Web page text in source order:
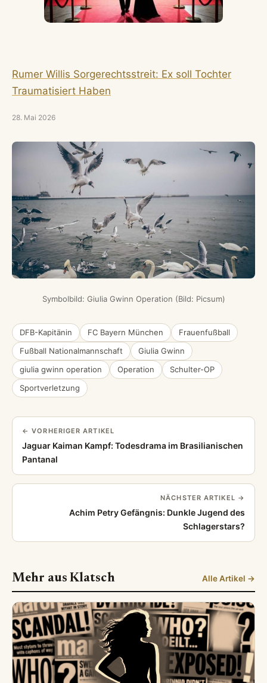
Rumer Willis Sorgerechtsstreit: Ex soll Tochter
Traumatisiert Haben
28. Mai 2026
Symbolbild: Giulia Gwinn Operation (Bild: Picsum)
DFB-Kapitänin FC Bayern München
Frauenfußball
Fußball Nationalmannschaft
Giulia Gwinn
giulia gwinn operation
Operation
Schulter-OP
Sportverletzung
← VORHERIGER ARTIKEL
Jaguar Kaiman Kampf: Todesdrama im Brasilianischen
Pantanal
NÄCHSTER ARTIKEL →
Achim Petry Gefängnis: Dunkle Jugend des
Schlagerstars?
Mehr aus Klatsch Alle Artikel →